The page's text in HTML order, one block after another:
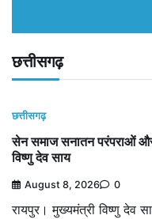
छत्तीसगढ़
छत्तीसगढ़
सेन समाज सनातन परंपराओं
विष्णु देव साय
August 8, 2026 0
रायपुर। मुख्यमंत्री विष्णु देव